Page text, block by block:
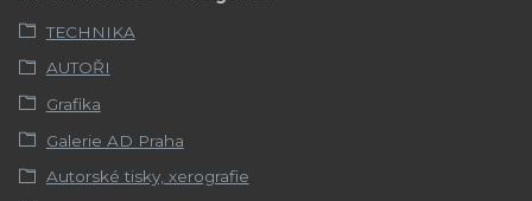
TECHNIKA
AUTOŘI
Grafika
Galerie AD Praha
Autorské tisky, xerografie